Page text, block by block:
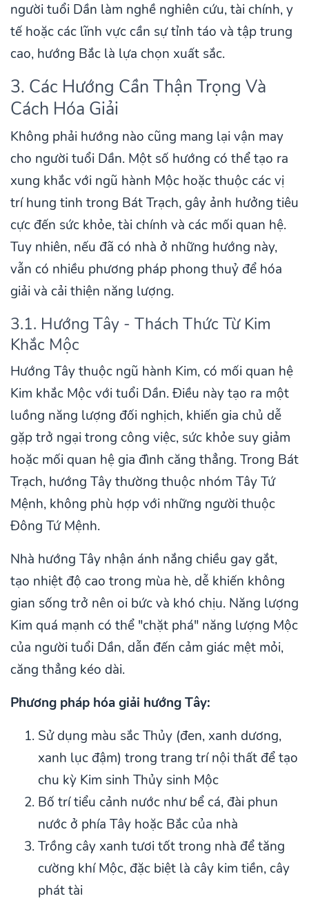
người tuổi Dần làm nghề nghiên cứu, tài chính, y
tế hoặc các lĩnh vực cần sự tỉnh táo và tập trung
cao, hướng Bắc là lựa chọn xuất sắc.
3. Các Hướng Cần Thận Trọng Và
Cách Hóa Giải
Không phải hướng nào cũng mang lại vận may
cho người tuổi Dần. Một số hướng có thể tạo ra
xung khắc với ngũ hành Mộc hoặc thuộc các vị
trí hung tinh trong Bát Trạch, gây ảnh hưởng tiêu
cực đến sức khỏe, tài chính và các mối quan hệ.
Tuy nhiên, nếu đã có nhà ở những hướng này,
vẫn có nhiều phương pháp phong thuỷ để hóa
giải và cải thiện năng lượng.
3.1. Hướng Tây - Thách Thức Từ Kim
Khắc Mộc
Hướng Tây thuộc ngũ hành Kim, có mối quan hệ
Kim khắc Mộc với tuổi Dần. Điều này tạo ra một
luồng năng lượng đối nghịch, khiến gia chủ dễ
gặp trở ngại trong công việc, sức khỏe suy giảm
hoặc mối quan hệ gia đình căng thẳng. Trong Bát
Trạch, hướng Tây thường thuộc nhóm Tây Tứ
Mệnh, không phù hợp với những người thuộc
Đông Tứ Mệnh.
Nhà hướng Tây nhận ánh nắng chiều gay gắt,
tạo nhiệt độ cao trong mùa hè, dễ khiến không
gian sống trở nên oi bức và khó chịu. Năng lượng
Kim quá mạnh có thể "chặt phá" năng lượng Mộc
của người tuổi Dần, dẫn đến cảm giác mệt mỏi,
căng thẳng kéo dài.
Phương pháp hóa giải hướng Tây:
Sử dụng màu sắc Thủy (đen, xanh dương,
xanh lục đậm) trong trang trí nội thất để tạo
chu kỳ Kim sinh Thủy sinh Mộc
Bố trí tiểu cảnh nước như bể cá, đài phun
nước ở phía Tây hoặc Bắc của nhà
Trồng cây xanh tươi tốt trong nhà để tăng
cường khí Mộc, đặc biệt là cây kim tiền, cây
phát tài